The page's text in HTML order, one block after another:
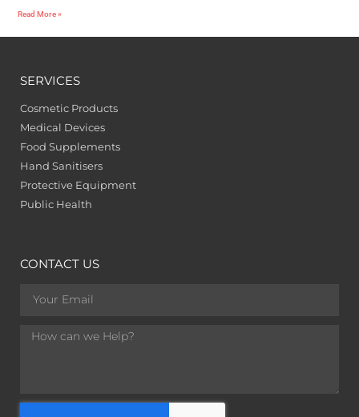
Read More »
SERVICES
Cosmetic Products
Medical Devices
Food Supplements
Hand Sanitisers
Protective Equipment
Public Health
CONTACT US